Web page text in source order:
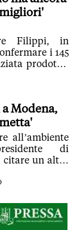
Filippi, in
i 145
prodotta,
da anni
giusta. I
nonostante
il bacino
è regionale,
e a Modena
i rifiuti
Modena,
all’ambiente
di
citare un altro